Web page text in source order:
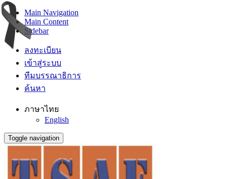
Main Navigation
Main Content
Sidebar
ลงทะเบียน
เข้าสู่ระบบ
ทีมบรรณาธิการ
ค้นหา
ภาษาไทย
English
Toggle navigation